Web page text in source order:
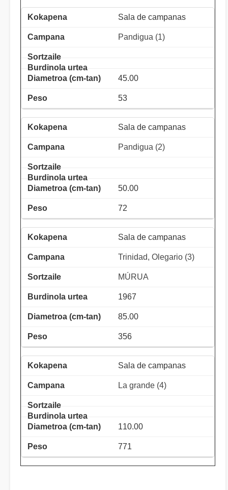
Sala de campanas
Pandigua (1)
45.00
53
Sala de campanas
Pandigua (2)
50.00
72
Sala de campanas
Trinidad, Olegario (3)
MÚRUA
1967
85.00
356
Sala de campanas
La grande (4)
110.00
771